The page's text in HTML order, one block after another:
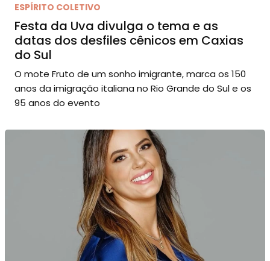
ESPÍRITO COLETIVO
Festa da Uva divulga o tema e as
datas dos desfiles cênicos em Caxias
do Sul
O mote Fruto de um sonho imigrante, marca os 150
anos da imigração italiana no Rio Grande do Sul e os
95 anos do evento